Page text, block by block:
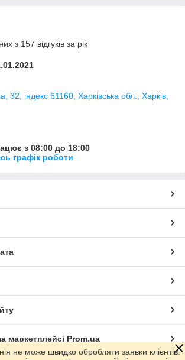
з 157 відгуків за рік
32, індекс 61160, Харківська обл., Харків,
з 08:00 до 18:00
графік роботи
маркетплейсі Prom.ua
не може швидко обробляти заявки клієнтів.